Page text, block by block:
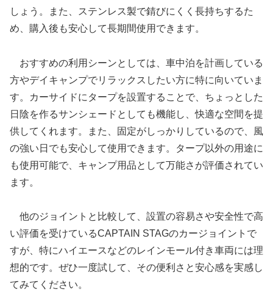
しょう。また、ステンレス製で錆びにくく長持ちするた
め、購入後も安心して長期間使用できます。
おすすめの利用シーンとしては、車中泊を計画している
方やデイキャンプでリラックスしたい方に特に向いていま
す。カーサイドにタープを設置することで、ちょっとした
日陰を作るサンシェードとしても機能し、快適な空間を提
供してくれます。また、固定がしっかりしているので、風
の強い日でも安心して使用できます。タープ以外の用途に
も使用可能で、キャンプ用品として万能さが評価されてい
ます。
他のジョイントと比較して、設置の容易さや安全性で高
い評価を受けているCAPTAIN STAGのカージョイントで
すが、特にハイエースなどのレインモール付き車両には理
想的です。ぜひ一度試して、その便利さと安心感を実感し
てみてください。